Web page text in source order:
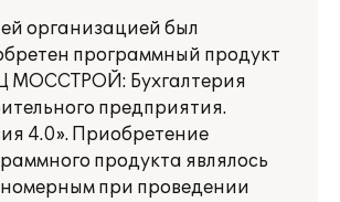
организацией был
программный продукт
МОССТРОЙ: Бухгалтерия
предприятия.
4.0». Приобретение
продукта являлось
при проведении